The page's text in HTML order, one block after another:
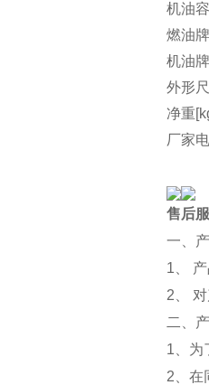
机油
燃油
机油
外形
净重
厂家
售后
一、
1、
2、
二、
1、为
2、在